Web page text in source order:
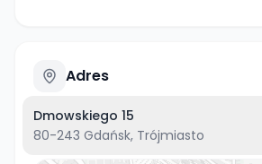
Adres
Dmowskiego 15
80-243 Gdańsk, Trójmiasto